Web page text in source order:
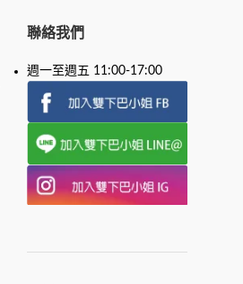
聯絡我們
週一至週五 11:00-17:00